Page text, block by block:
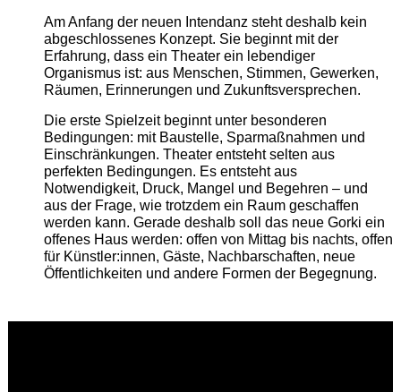
Am Anfang der neuen Intendanz steht deshalb kein
abgeschlossenes Konzept. Sie beginnt mit der
Erfahrung, dass ein Theater ein lebendiger
Organismus ist: aus Menschen, Stimmen, Gewerken,
Räumen, Erinnerungen und Zukunftsversprechen.
Die erste Spielzeit beginnt unter besonderen
Bedingungen: mit Baustelle, Sparmaßnahmen und
Einschränkungen. Theater entsteht selten aus
perfekten Bedingungen. Es entsteht aus
Notwendigkeit, Druck, Mangel und Begehren – und
aus der Frage, wie trotzdem ein Raum geschaffen
werden kann. Gerade deshalb soll das neue Gorki ein
offenes Haus werden: offen von Mittag bis nachts, offen
für Künstler:innen, Gäste, Nachbarschaften, neue
Öffentlichkeiten und andere Formen der Begegnung.